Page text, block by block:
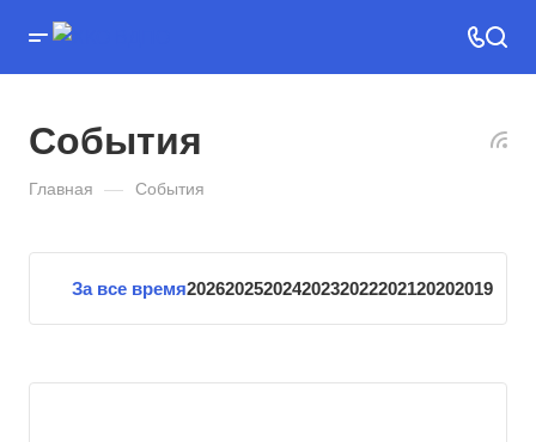
События
Главная — События
За все время20262025202420232022202120202019